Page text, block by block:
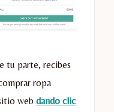
tu parte, recibes
ropa
web dando clic